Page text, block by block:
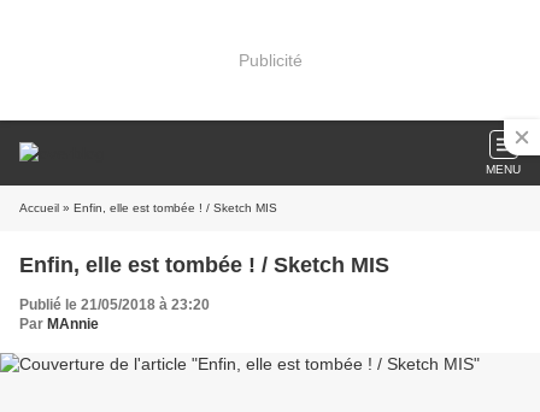
Publicité
MENU
Accueil » Enfin, elle est tombée ! / Sketch MIS
Enfin, elle est tombée ! / Sketch MIS
Publié le 21/05/2018 à 23:20
Par MAnnie